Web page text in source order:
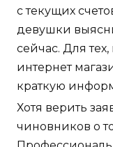
с текущих
девушки
сейчас. Для
интернет
краткую
Хотя верить
чиновников о